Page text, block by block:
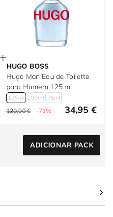
HUGO BOSS
Hugo Man Eau de Toilette
para Homem 125 ml
125ml 200ml 75ml
120,00 € -71% 34,95 €
ADICIONAR PACK